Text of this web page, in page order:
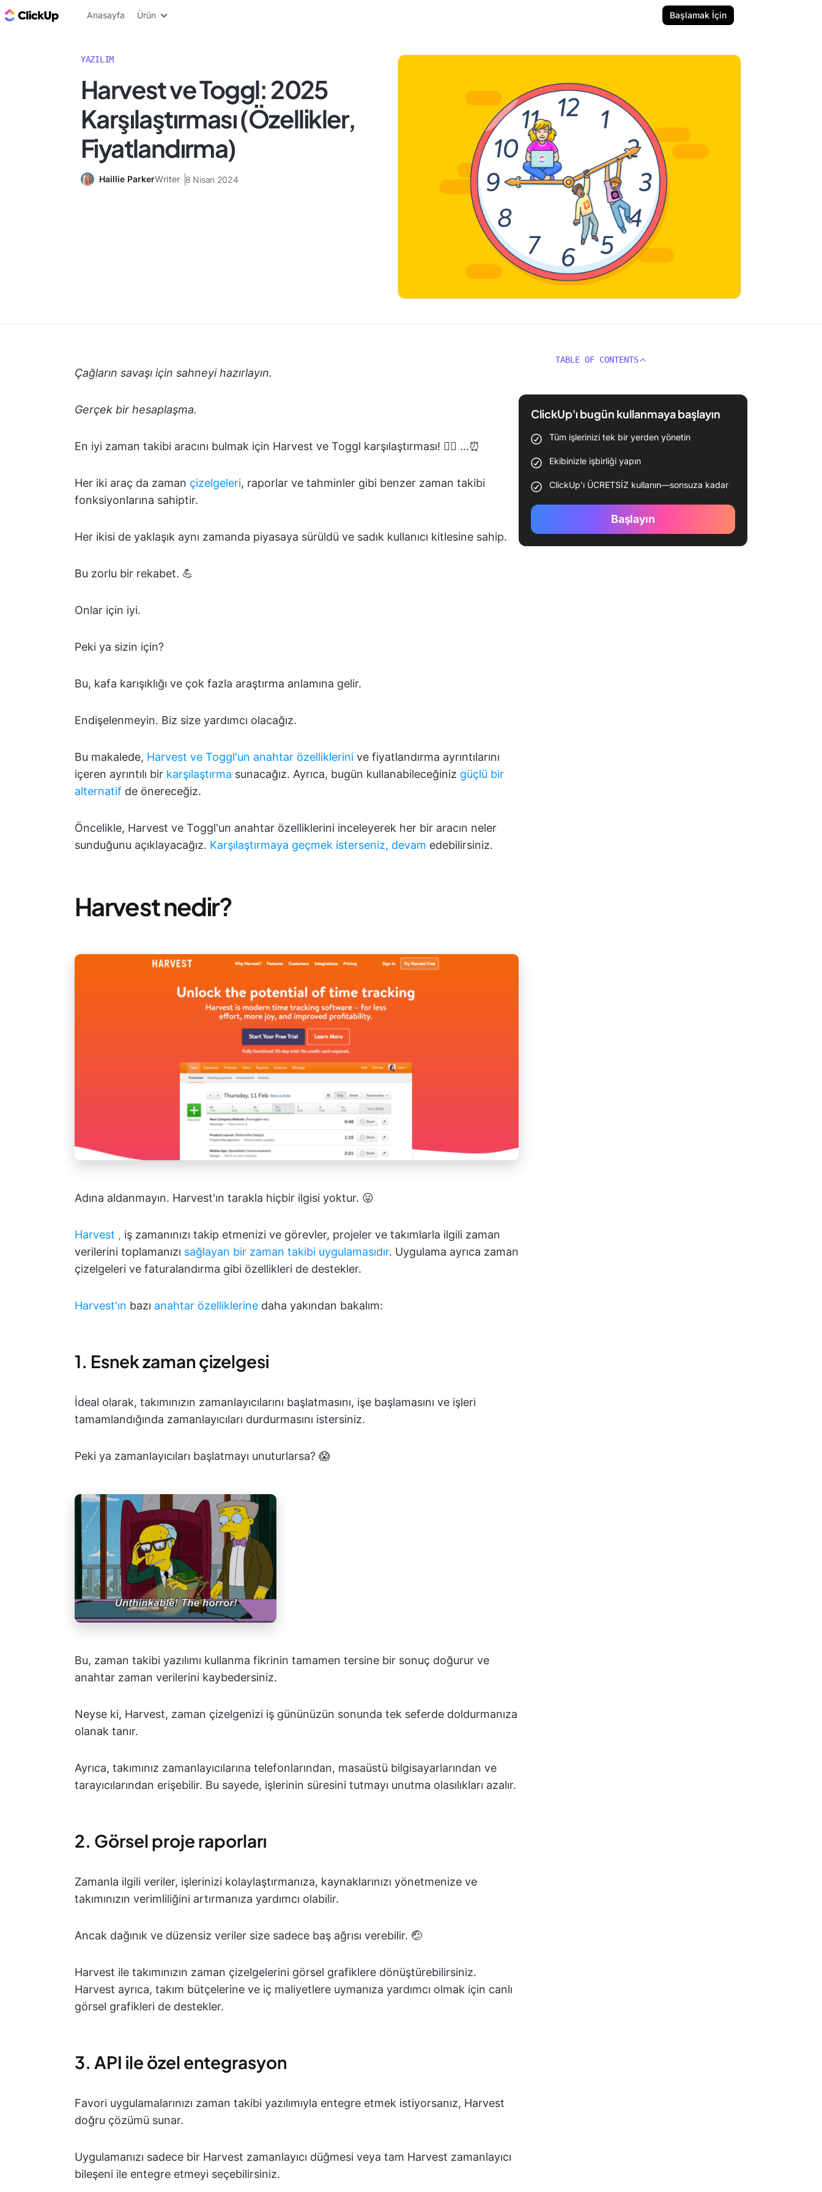
ClickUp Blog
Anasayfa Ürün Başlamak İçin
YAZILIM
Harvest ve Toggl: 2025
Karşılaştırması (Özellikler,
Fiyatlandırma)
Haillie ParkerWriter 8 Nisan 2024
Çağların savaşı için sahneyi hazırlayın.
Gerçek bir hesaplaşma.
En iyi zaman takibi aracını bulmak için Harvest ve Toggl karşılaştırması! 🕵️‍♀️ …⏰
Her iki araç da zaman çizelgeleri, raporlar ve tahminler gibi benzer zaman takibi
fonksiyonlarına sahiptir.
Her ikisi de yaklaşık aynı zamanda piyasaya sürüldü ve sadık kullanıcı kitlesine sahip.
Bu zorlu bir rekabet. 💪
Onlar için iyi.
Peki ya sizin için?
Bu, kafa karışıklığı ve çok fazla araştırma anlamına gelir.
Endişelenmeyin. Biz size yardımcı olacağız.
Bu makalede, Harvest ve Toggl'un anahtar özelliklerini ve fiyatlandırma ayrıntılarını
içeren ayrıntılı bir karşılaştırma sunacağız. Ayrıca, bugün kullanabileceğiniz güçlü bir
alternatif de önereceğiz.
Öncelikle, Harvest ve Toggl'un anahtar özelliklerini inceleyerek her bir aracın neler
sunduğunu açıklayacağız. Karşılaştırmaya geçmek isterseniz, devam edebilirsiniz.
Harvest nedir?
Adına aldanmayın. Harvest'ın tarakla hiçbir ilgisi yoktur. 😛
Harvest , iş zamanınızı takip etmenizi ve görevler, projeler ve takımlarla ilgili zaman
verilerini toplamanızı sağlayan bir zaman takibi uygulamasıdır. Uygulama ayrıca zaman
çizelgeleri ve faturalandırma gibi özellikleri de destekler.
Harvest'ın bazı anahtar özelliklerine daha yakından bakalım:
1. Esnek zaman çizelgesi
İdeal olarak, takımınızın zamanlayıcılarını başlatmasını, işe başlamasını ve işleri
tamamlandığında zamanlayıcıları durdurmasını istersiniz.
Peki ya zamanlayıcıları başlatmayı unuturlarsa? 😱
Bu, zaman takibi yazılımı kullanma fikrinin tamamen tersine bir sonuç doğurur ve
anahtar zaman verilerini kaybedersiniz.
Neyse ki, Harvest, zaman çizelgenizi iş gününüzün sonunda tek seferde doldurmanıza
olanak tanır.
Ayrıca, takımınız zamanlayıcılarına telefonlarından, masaüstü bilgisayarlarından ve
tarayıcılarından erişebilir. Bu sayede, işlerinin süresini tutmayı unutma olasılıkları azalır.
2. Görsel proje raporları
Zamanla ilgili veriler, işlerinizi kolaylaştırmanıza, kaynaklarınızı yönetmenize ve
takımınızın verimliliğini artırmanıza yardımcı olabilir.
Ancak dağınık ve düzensiz veriler size sadece baş ağrısı verebilir. 🤕
Harvest ile takımınızın zaman çizelgelerini görsel grafiklere dönüştürebilirsiniz.
Harvest ayrıca, takım bütçelerine ve iç maliyetlere uymanıza yardımcı olmak için canlı
görsel grafikleri de destekler.
3. API ile özel entegrasyon
Favori uygulamalarınızı zaman takibi yazılımıyla entegre etmek istiyorsanız, Harvest
doğru çözümü sunar.
Uygulamanızı sadece bir Harvest zamanlayıcı düğmesi veya tam Harvest zamanlayıcı
bileşeni ile entegre etmeyi seçebilirsiniz.
TABLE OF CONTENTS
ClickUp'ı bugün kullanmaya başlayın
Tüm işlerinizi tek bir yerden yönetin
Ekibinizle işbirliği yapın
ClickUp'ı ÜCRETSİZ kullanın—sonsuza kadar
Başlayın